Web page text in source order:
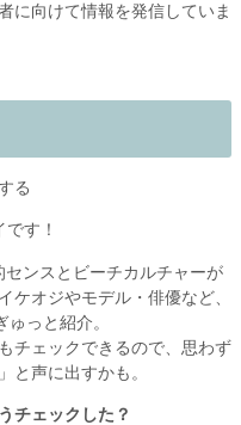
に向けて情報を発信していま
る
です！
センスとビーチカルチャーが
ケオジやモデル・俳優など、
ゅっと紹介。
チェックできるので、思わず
と声に出すかも。
チェックした？